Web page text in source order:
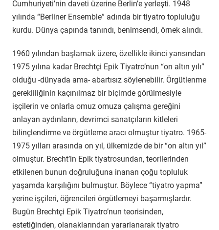
Cumhuriyeti’nin daveti üzerine Berlin’e yerleşti. 1948
yılında “Berliner Ensemble” adında bir tiyatro topluluğu
kurdu. Dünya çapında tanındı, benimsendi, örnek alındı.
1960 yılından başlamak üzere, özellikle ikinci yarısından
1975 yılına kadar Brechtçi Epik Tiyatro’nun “on altın yılı”
olduğu -dünyada ama- abartısız söylenebilir. Örgütlenme
gerekliliğinin kaçınılmaz bir biçimde görülmesiyle
işçilerin ve onlarla omuz omuza çalışma gereğini
anlayan aydınların, devrimci sanatçıların kitleleri
bilinçlendirme ve örgütleme aracı olmuştur tiyatro. 1965-
1975 yılları arasında on yıl, ülkemizde de bir “on altın yıl”
olmuştur. Brecht’in Epik tiyatrosundan, teorilerinden
etkilenen bunun doğruluğuna inanan çoğu topluluk
yaşamda karşılığını bulmuştur. Böylece “tiyatro yapma”
yerine işçileri, öğrencileri örgütlemeyi başarmışlardır.
Bugün Brechtçi Epik Tiyatro’nun teorisinden,
estetiğinden, olanaklarından yararlanarak tiyatro